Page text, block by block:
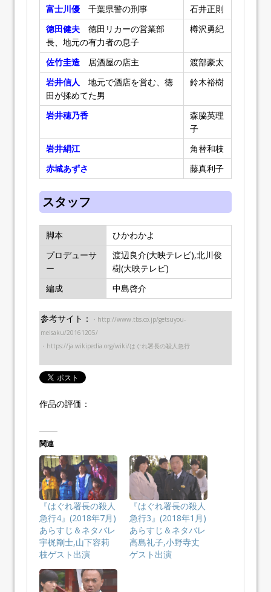
富士川優 千葉県警の刑事
石井正則
徳田健夫 徳田リカーの営業部
長、地元の有力者の息子
樽沢勇紀
佐竹圭造 居酒屋の店主
渡部豪太
岩井信人 地元で酒店を営む、徳
田が揉めてた男
鈴木裕樹
岩井穂乃香
森脇英理
子
岩井絹江
角替和枝
赤城あずさ
藤真利子
スタッフ
脚本
ひかわかよ
プロデューサ
ー
渡辺良介(大映テレビ),北川俊
樹(大映テレビ)
編成
中島啓介
参考サイト：
・http://www.tbs.co.jp/getsuyou-
meisaku/20161205/
・https://ja.wikipedia.org/wiki/はぐれ署長の殺人急行
作品の評価：
関連
『はぐれ署長の殺人
急行4』(2018年7月)
あらすじ＆ネタバレ
宇梶剛士,山下容莉
枝ゲスト出演
『はぐれ署長の殺人
急行3』(2018年1月)
あらすじ＆ネタバレ
高島礼子,小野寺丈
ゲスト出演